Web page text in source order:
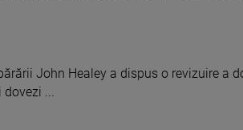
John Healey a dispus o revizuire a
...